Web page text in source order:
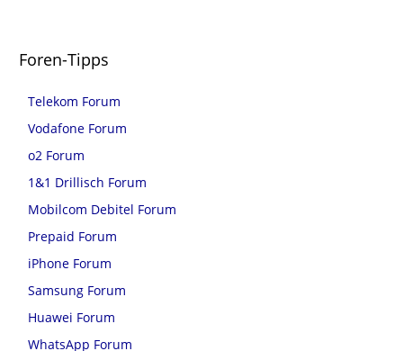
Foren-Tipps
Telekom Forum
Vodafone Forum
o2 Forum
1&1 Drillisch Forum
Mobilcom Debitel Forum
Prepaid Forum
iPhone Forum
Samsung Forum
Huawei Forum
WhatsApp Forum